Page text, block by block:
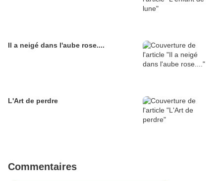
Il a neigé dans l'aube rose....
L'Art de perdre
Commentaires